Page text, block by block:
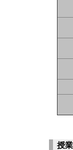
授